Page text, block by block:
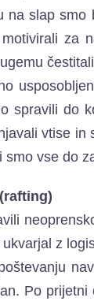
na slap
za
spravili do
vtise
vse do
z
Po